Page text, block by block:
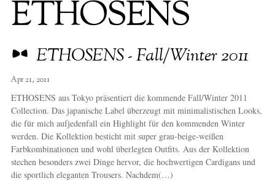
ETHOSENS
ETHOSENS - Fall/Winter 2011
Apr 21, 2011
ETHOSENS aus Tokyo präsentiert die kommende Fall/Winter 2011
Collection. Das japanische Label überzeugt mit minimalistischen Looks,
die für mich aufjedenfall ein Highlight für den kommenden Winter
werden. Die Kollektion besticht mit super grau-beige-weißen
Farbkombinationen und wohl überlegten Outfits. Aus der Kollektion
stechen besonders zwei Dinge hervor, die hochwertigen Cardigans und
die sportlich eleganten Trousers. Nachdem(…)